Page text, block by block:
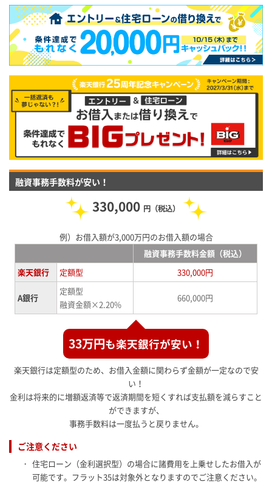
融資事務手数料が安い！
330,000 円（税込）
例）お借入額が3,000万円のお借入額の場合
融資事務手数料金額（税込）
楽天銀行
定額型 330,000円
A銀行
定額型
融資金額×2.20%
660,000円
33万円も楽天銀行が安い！
楽天銀行は定額型のため、お借入金額に関わらず金額が一定なので安
い！
金利は将来的に増額返済等で返済期間を短くすれば支払額を減らすこと
ができますが、
事務手数料は一度払うと戻りません。
ご注意ください
・ 住宅ローン（金利選択型）の場合に諸費用を上乗せしたお借入が
可能です。フラット35は対象外となりますのでご注意ください。